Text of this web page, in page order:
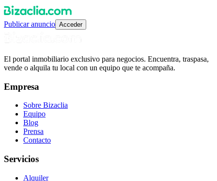
Publicar anuncio Acceder
El portal inmobiliario exclusivo para negocios. Encuentra, traspasa,
vende o alquila tu local con un equipo que te acompaña.
Empresa
Sobre Bizaclia
Equipo
Blog
Prensa
Contacto
Servicios
Alquiler